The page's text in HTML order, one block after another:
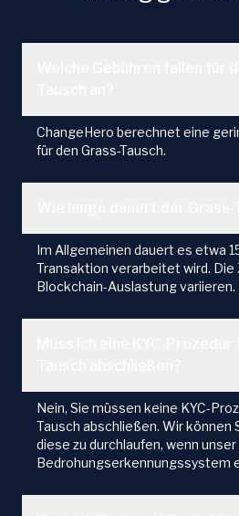
ChangeHero berechnet eine
für den Grass-Tausch.
Im Allgemeinen dauert es etwa
Transaktion verarbeitet wird. Die
Blockchain-Auslastung variieren.
Nein, Sie müssen keine KYC-
Tausch abschließen. Wir können
diese zu durchlaufen, wenn unser
Bedrohungserkennungssystem